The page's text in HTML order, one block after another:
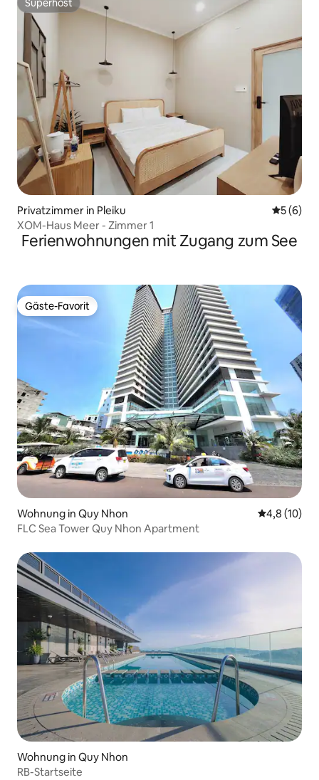
Superhost
Privatzimmer in Pleiku
5 (6)
XOM-Haus Meer - Zimmer 1
Ferienwohnungen mit Zugang zum See
Gäste-Favorit
Gäste-Favorit
Wohnung in Quy Nhon
4,8 (10)
FLC Sea Tower Quy Nhon Apartment
Wohnung in Quy Nhon
RB-Startseite